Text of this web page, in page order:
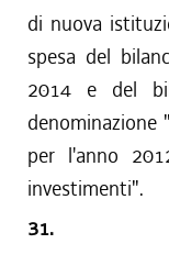
di nuova
spesa del
2014 e del
denominazione
per l'anno
investimenti".
31.